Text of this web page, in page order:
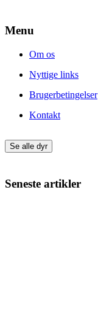
Menu
Om os
Nyttige links
Brugerbetingelser
Kontakt
Se alle dyr
Seneste artikler